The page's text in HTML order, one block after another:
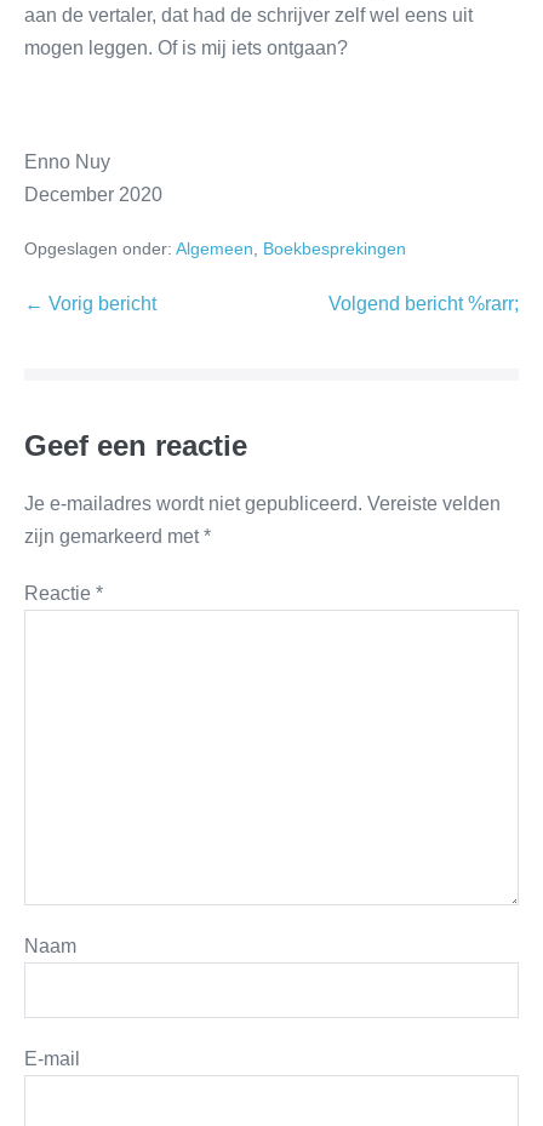
aan de vertaler, dat had de schrijver zelf wel eens uit
mogen leggen. Of is mij iets ontgaan?
Enno Nuy
December 2020
Opgeslagen onder: Algemeen Boekbesprekingen
← Vorig bericht Volgend bericht %rarr;
Geef een reactie
Je e-mailadres wordt niet gepubliceerd. Vereiste velden
zijn gemarkeerd met*
Reactie *
Naam
E-mail